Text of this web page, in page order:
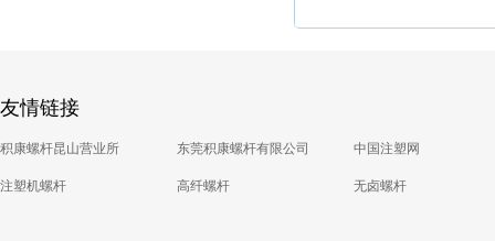
友情链接
积康螺杆昆山营业所 东莞积康螺杆有限公司 中国注塑网
注塑机螺杆 高纤螺杆 无卤螺杆